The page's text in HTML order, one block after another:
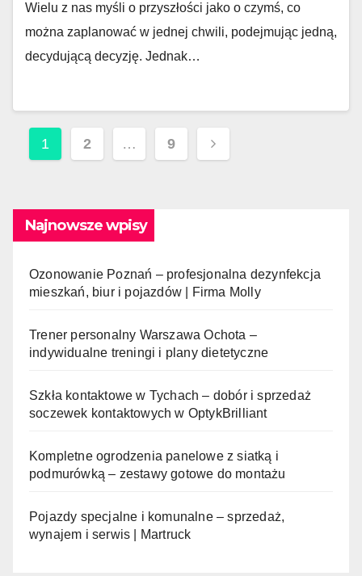
Wielu z nas myśli o przyszłości jako o czymś, co
można zaplanować w jednej chwili, podejmując jedną,
decydującą decyzję. Jednak…
Stronicowanie
1 2 … 9
Najnowsze wpisy
Ozonowanie Poznań – profesjonalna dezynfekcja
mieszkań, biur i pojazdów | Firma Molly
Trener personalny Warszawa Ochota –
indywidualne treningi i plany dietetyczne
Szkła kontaktowe w Tychach – dobór i sprzedaż
soczewek kontaktowych w OptykBrilliant
Kompletne ogrodzenia panelowe z siatką i
podmurówką – zestawy gotowe do montażu
Pojazdy specjalne i komunalne – sprzedaż,
wynajem i serwis | Martruck